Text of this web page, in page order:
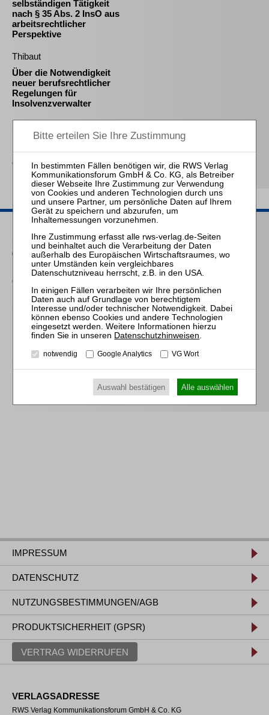
selbständigen Tätigkeit
nach § 35 Abs. 2 InsO aus
arbeitsrechtlicher
Perspektive
Thibaut
Über die Notwendigkeit
neuer berufsrechtlicher
Regelungen für
Insolvenzverwalter
Die Reform des
Eigenkapitalersatzrechts
durch das MoMiG
Passende Seminare
09.11.2026
Frankfurt: Zertifizierte/r Sachbearbeiter:in Lohn und Gehalt in
der Insolvenz
16.11.2026
Praktiker-Webinar Aus- und Absonderung im
Insolvenzverfahren
18.03.2027
Praktiker-Webinar Aus- und Absonderung im
IMPRESSUM
DATENSCHUTZ
NUTZUNGSBESTIMMUNGEN/AGB
PRODUKTSICHERHEIT (GPSR)
VERTRAG WIDERRUFEN
VERLAGSADRESSE
RWS Verlag Kommunikationsforum GmbH & Co. KG
Datenschutzhinweisen
notwendig Google Analytics VG Wort
Auswahl bestätigen Alle auswählen